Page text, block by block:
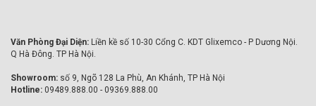
Văn Phòng Đại Diện: Liền kề số 10-30 Cổng C. KDT Glixemco - P Dương Nội.
Q Hà Đông. TP Hà Nội.
Showroom: số 9, Ngõ 128 La Phù, An Khánh, TP Hà Nội
Hotline: 09489.888.00 - 09369.888.00